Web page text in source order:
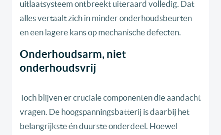
uitlaatsysteem ontbreekt uiteraard volledig. Dat
alles vertaalt zich in minder onderhoudsbeurten
en een lagere kans op mechanische defecten.
Onderhoudsarm, niet
onderhoudsvrij
Toch blijven er cruciale componenten die aandacht
vragen. De hoogspanningsbatterij is daarbij het
belangrijkste én duurste onderdeel. Hoewel